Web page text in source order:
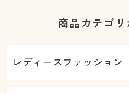
商品カテゴ
レディースファッション